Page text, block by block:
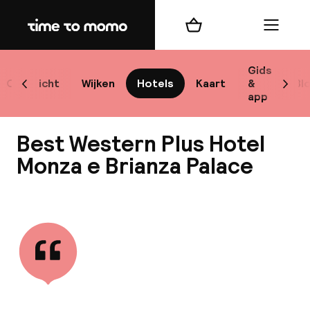
Home
Overzicht Wijken Hotels Kaart
Gids
&
app
Scroll naar links
Winkelmand Menu
Best Western Plus Hotel
Monza e Brianza Palace